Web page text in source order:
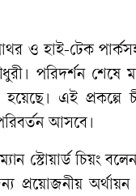
ও হাই-টেক
পরিদর্শন শেষে
হয়েছে। এই
আসবে।
স্টোয়ার্ড চিয়ং
প্রয়োজনীয়